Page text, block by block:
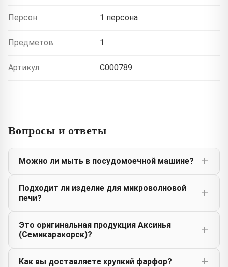
Персон 1 персона
Предметов 1
Артикул C000789
Вопросы и ответы
Можно ли мыть в посудомоечной машине?
Подходит ли изделие для микроволновой
печи?
Это оригинальная продукция Аксинья
(Семикаракорск)?
Как вы доставляете хрупкий фарфор?